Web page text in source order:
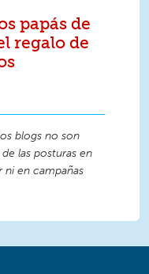
papás de
regalo de
blogs no son
las posturas en
ni en campañas